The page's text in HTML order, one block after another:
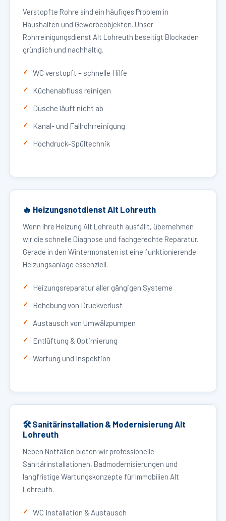
Verstopfte Rohre sind ein häufiges Problem in
Haushalten und Gewerbeobjekten. Unser
Rohrreinigungsdienst Alt Lohreuth beseitigt Blockaden
gründlich und nachhaltig.
WC verstopft – schnelle Hilfe
Küchenabfluss reinigen
Dusche läuft nicht ab
Kanal- und Fallrohrreinigung
Hochdruck-Spültechnik
🔥 Heizungsnotdienst Alt Lohreuth
Wenn Ihre Heizung Alt Lohreuth ausfällt, übernehmen
wir die schnelle Diagnose und fachgerechte Reparatur.
Gerade in den Wintermonaten ist eine funktionierende
Heizungsanlage essenziell.
Heizungsreparatur aller gängigen Systeme
Behebung von Druckverlust
Austausch von Umwälzpumpen
Entlüftung & Optimierung
Wartung und Inspektion
🛠 Sanitärinstallation & Modernisierung Alt
Lohreuth
Neben Notfällen bieten wir professionelle
Sanitärinstallationen, Badmodernisierungen und
langfristige Wartungskonzepte für Immobilien Alt
Lohreuth.
WC Installation & Austausch